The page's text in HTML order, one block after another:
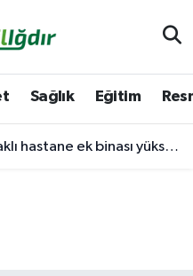
Sağlık Eğitim
ek binası yükseliyor
ve Fikstür